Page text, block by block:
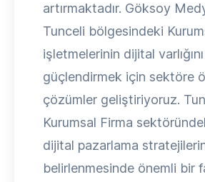
artırmaktadır. Göksoy
Tunceli bölgesindeki
işletmelerinin dijital varlığını
güçlendirmek için sektöre
çözümler geliştiriyoruz.
Kurumsal Firma
dijital pazarlama
belirlenmesinde önemli bir